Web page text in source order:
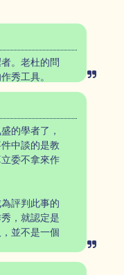
。老杜的問
秀工具。
的學者了，
中談的是教
委不拿來作
評判此事的
，就認定是
並不是一個